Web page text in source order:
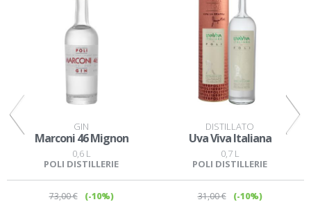
GIN
Marconi 46 Mignon
0,6 L
POLI DISTILLERIE
73,00 € (-10%)
DISTILLATO
Uva Viva Italiana
0,7 L
POLI DISTILLERIE
31,00 € (-10%)